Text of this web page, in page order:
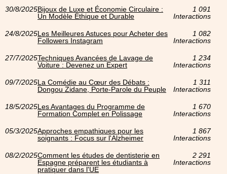
30/8/2025Bijoux de Luxe et Économie Circulaire :
Un Modèle Éthique et Durable
1 091
Interactions
24/8/2025Les Meilleures Astuces pour Acheter des
Followers Instagram
1 082
Interactions
27/7/2025Techniques Avancées de Lavage de
Voiture : Devenez un Expert
1 234
Interactions
09/7/2025La Comédie au Cœur des Débats :
Dongou Zidane, Porte-Parole du Peuple
1 311
Interactions
18/5/2025Les Avantages du Programme de
Formation Complet en Polissage
1 670
Interactions
05/3/2025Approches empathiques pour les
soignants : Focus sur l'Alzheimer
1 867
Interactions
08/2/2025Comment les études de dentisterie en
Espagne préparent les étudiants à
pratiquer dans l'UE
2 291
Interactions